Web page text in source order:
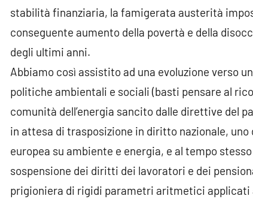
stabilità finanziaria, la famigerata austerità
conseguente aumento della povertà e della
degli ultimi anni.
Abbiamo così assistito ad una evoluzione verso
politiche ambientali e sociali (basti pensare al
comunità dell’energia sancito dalle direttive del
in attesa di trasposizione in diritto nazionale,
europea su ambiente e energia, e al tempo
sospensione dei diritti dei lavoratori e dei
prigioniera di rigidi parametri aritmetici